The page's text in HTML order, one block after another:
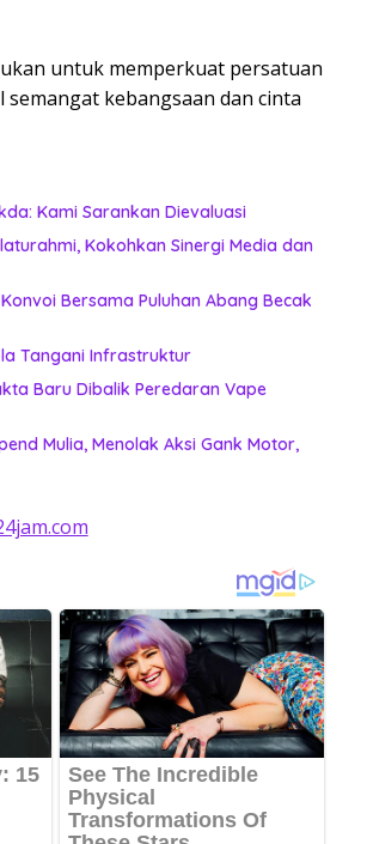
untuk memperkuat persatuan
kebangsaan dan cinta
Kami Sarankan Dievaluasi
Kokohkan Sinergi Media dan
Bersama Puluhan Abang Becak
Medan Jemput Bola Tangani Infrastruktur
Baru Dibalik Peredaran Vape
Mulia, Menolak Aksi Gank Motor,